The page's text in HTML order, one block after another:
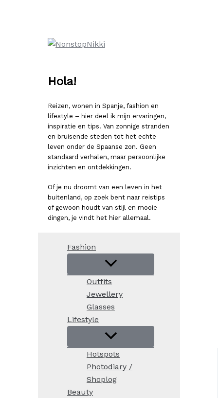
Hola!
Reizen, wonen in Spanje, fashion en
lifestyle – hier deel ik mijn ervaringen,
inspiratie en tips. Van zonnige stranden
en bruisende steden tot het echte
leven onder de Spaanse zon. Geen
standaard verhalen, maar persoonlijke
inzichten en ontdekkingen.
Of je nu droomt van een leven in het
buitenland, op zoek bent naar reistips
of gewoon houdt van stijl en mooie
dingen, je vindt het hier allemaal.
Fashion
Outfits
Jewellery
Glasses
Lifestyle
Hotspots
Photodiary /
Shoplog
Beauty